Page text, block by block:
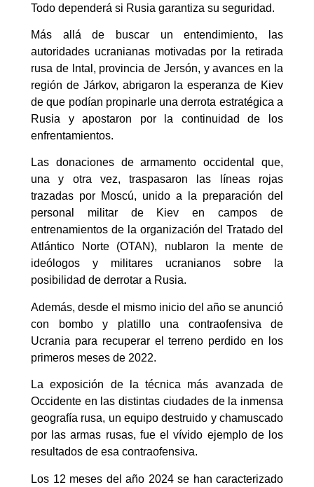
Todo dependerá si Rusia garantiza su seguridad.
Más allá de buscar un entendimiento, las
autoridades ucranianas motivadas por la retirada
rusa de lntal, provincia de Jersón, y avances en la
región de Járkov, abrigaron la esperanza de Kiev
de que podían propinarle una derrota estratégica a
Rusia y apostaron por la continuidad de los
enfrentamientos.
Las donaciones de armamento occidental que,
una y otra vez, traspasaron las líneas rojas
trazadas por Moscú, unido a la preparación del
personal militar de Kiev en campos de
entrenamientos de la organización del Tratado del
Atlántico Norte (OTAN), nublaron la mente de
ideólogos y militares ucranianos sobre la
posibilidad de derrotar a Rusia.
Además, desde el mismo inicio del año se anunció
con bombo y platillo una contraofensiva de
Ucrania para recuperar el terreno perdido en los
primeros meses de 2022.
La exposición de la técnica más avanzada de
Occidente en las distintas ciudades de la inmensa
geografía rusa, un equipo destruido y chamuscado
por las armas rusas, fue el vívido ejemplo de los
resultados de esa contraofensiva.
Los 12 meses del año 2024 se han caracterizado